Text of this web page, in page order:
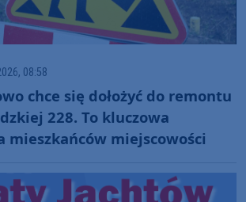
08:58
chce się dołożyć do remontu
228. To kluczowa
mieszkańców miejscowości